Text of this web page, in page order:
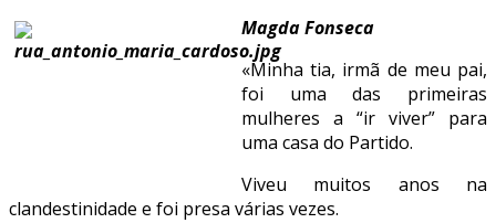
Magda Fonseca
«Minha tia, irmã de meu pai,
foi uma das primeiras
mulheres a “ir viver” para
uma casa do Partido.
Viveu muitos anos na
clandestinidade e foi presa várias vezes.